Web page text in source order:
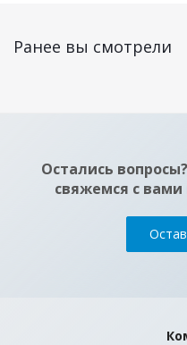
Ранее вы смотрели
Остались
свяжемся с